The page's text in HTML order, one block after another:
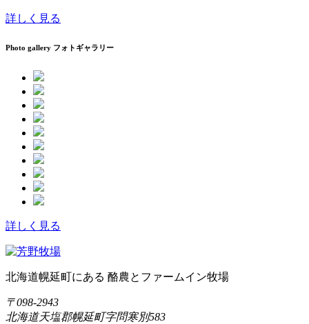
詳しく見る
Photo gallery フォトギャラリー
詳しく見る
北海道幌延町にある 酪農とファームイン牧場
〒098-2943
北海道天塩郡幌延町字問寒別583